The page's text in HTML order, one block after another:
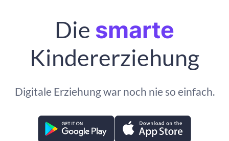
Die smarte
Kindererziehung
Digitale Erziehung war noch nie so einfach.